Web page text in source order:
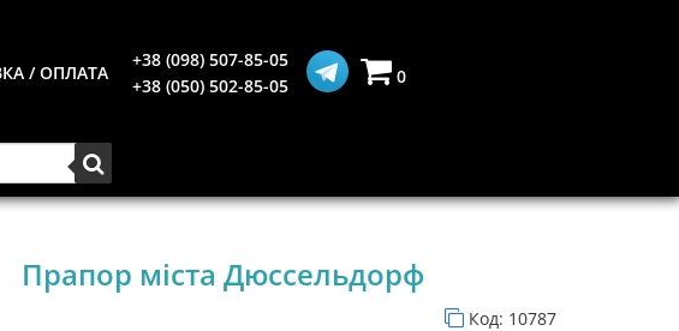
/ ОПЛАТА
+38 (098) 507-85-05
+38 (050) 502-85-05
0
Прапор міста Дюссельдорф
Код: 10787